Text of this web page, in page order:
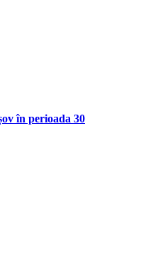
în perioada 30